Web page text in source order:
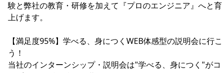
験と弊社の教育・研修を加えて『プロのエンジニア』へと
上げます。
【満足度95%】学べる、身につくWEB体感型の説明会に行こ
う！
当社のインターンシップ・説明会は"学べる、身につく"が